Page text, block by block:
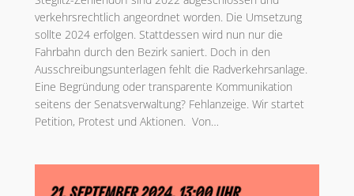
verkehrsrechtlich angeordnet worden. Die Umsetzung
sollte 2024 erfolgen. Stattdessen wird nun nur die
Fahrbahn durch den Bezirk saniert. Doch in den
Ausschreibungsunterlagen fehlt die Radverkehrsanlage.
Eine Begründung oder transparente Kommunikation
seitens der Senatsverwaltung? Fehlanzeige. Wir startet
Petition, Protest und Aktionen. Von…